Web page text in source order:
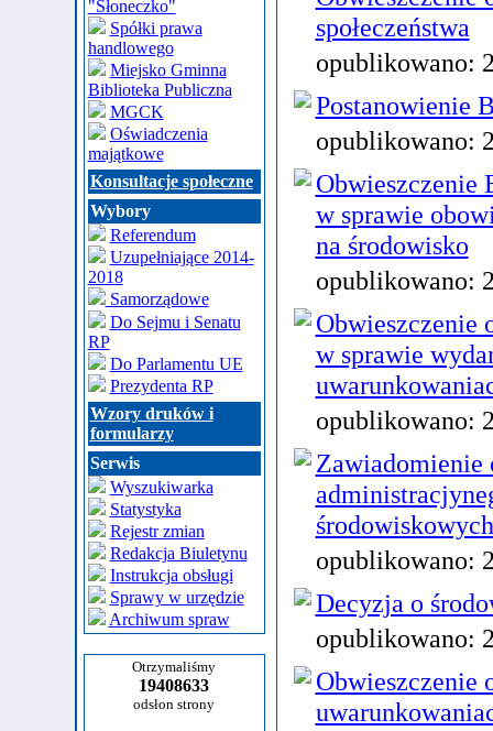
"Słoneczko"
Spółki prawa
handlowego
Miejsko Gminna
Biblioteka Publiczna
MGCK
Oświadczenia
majątkowe
Konsultacje społeczne
Wybory
Referendum
Uzupełniające 2014-
2018
Samorządowe
Do Sejmu i Senatu
RP
Do Parlamentu UE
Prezydenta RP
Wzory druków i
formularzy
Serwis
Wyszukiwarka
Statystyka
Rejestr zmian
Redakcja Biuletynu
Instrukcja obsługi
Sprawy w urzędzie
Archiwum spraw
Otrzymaliśmy
19408633
odsłon strony
społeczeństwa
opublikowano:
Postanowienie
opublikowano:
Obwieszczenie
w sprawie
na środowisko
opublikowano:
Obwieszczenie
w sprawie
opublikowano:
Zawiadomienie
opublikowano:
Decyzja o
opublikowano:
Obwieszczenie